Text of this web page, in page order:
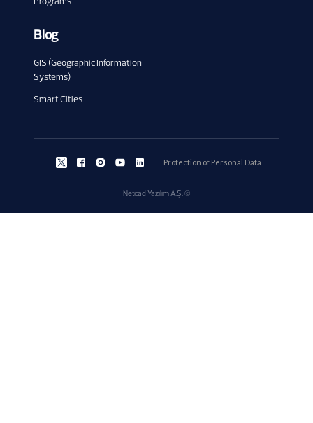
Blog
GIS (Geographic Information
Systems)
Smart Cities
Protection of Personal Data
Netcad Yazılım A.Ş. ©